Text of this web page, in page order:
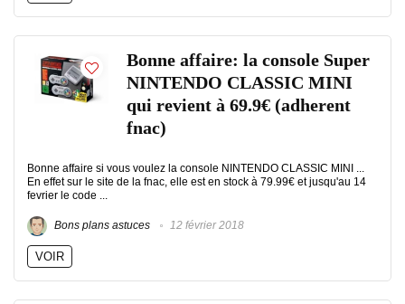
Bonne affaire: la console Super
NINTENDO CLASSIC MINI
qui revient à 69.9€ (adherent
fnac)
Bonne affaire si vous voulez la console NINTENDO CLASSIC MINI ...
En effet sur le site de la fnac, elle est en stock à 79.99€ et jusqu'au 14
fevrier le code ...
Bons plans astuces 12 février 2018
VOIR